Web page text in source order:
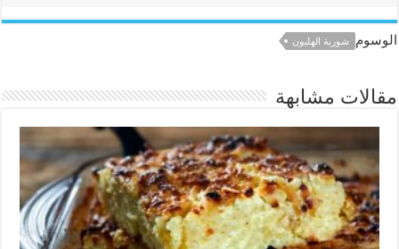
الوسوم شوربة الهليون
مقالات مشابهة